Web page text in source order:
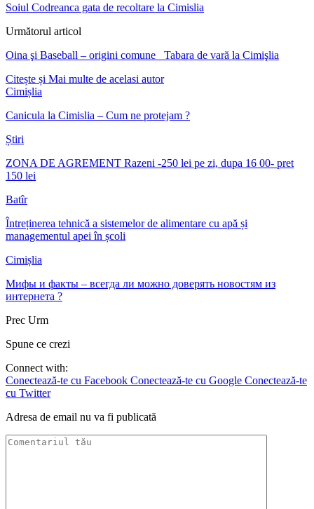
Soiul Codreanca gata de recoltare la Cimislia
Următorul articol
Oina şi Baseball – origini comune_ Tabara de vară la Cimişlia
Citește și Mai multe de acelasi autor
Cimișlia
Canicula la Cimislia – Cum ne protejam ?
Știri
ZONA DE AGREMENT Razeni -250 lei pe zi, dupa 16 00- pret
150 lei
Batîr
Întreținerea tehnică a sistemelor de alimentare cu apă și
managementul apei în școli
Cimișlia
Мифы и факты – всегда ли можно доверять новостям из
интернета ?
Prec Urm
Spune ce crezi
Connect with:
Conectează-te cu Facebook Conectează-te cu Google Conectează-te
cu Twitter
Adresa de email nu va fi publicată